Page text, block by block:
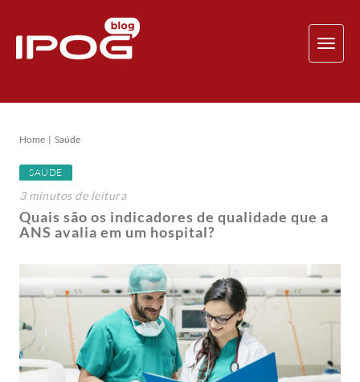
Home Saúde
SAÚDE
3 minutosde leitura
Quais são os indicadores de qualidade que a
ANS avalia em um hospital?